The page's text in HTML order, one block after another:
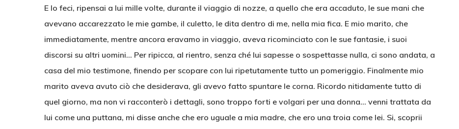
E lo feci, ripensai a lui mille volte, durante il viaggio di nozze, a quello che era accaduto, le sue mani che
avevano accarezzato le mie gambe, il culetto, le dita dentro di me, nella mia fica. E mio marito, che
immediatamente, mentre ancora eravamo in viaggio, aveva ricominciato con le sue fantasie, i suoi
discorsi su altri uomini… Per ripicca, al rientro, senza ché lui sapesse o sospettasse nulla, ci sono andata, a
casa del mio testimone, finendo per scopare con lui ripetutamente tutto un pomeriggio. Finalmente mio
marito aveva avuto ciò che desiderava, gli avevo fatto spuntare le corna. Ricordo nitidamente tutto di
quel giorno, ma non vi racconterò i dettagli, sono troppo forti e volgari per una donna… venni trattata da
lui come una puttana, mi disse anche che ero uguale a mia madre, che ero una troia come lei. Si, scoprii